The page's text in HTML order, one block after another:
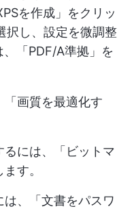
を作成」をクリッ
択し、設定を微調整
「PDF/A準拠」を
画質を最適化す
には、「ビットマ
す。
、「文書をパスワ